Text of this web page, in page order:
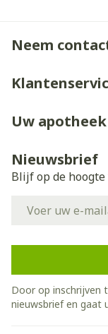
Neem
Uw apotheek
Nieuwsbrief
Blijf op de
Door op inschrijven
nieuwsbrief en gaat